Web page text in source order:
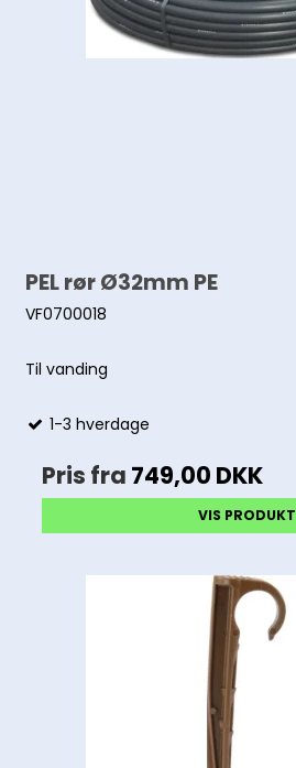
PEL rør Ø32mm PE
VF0700018
Til vanding
1-3 hverdage
Pris fra 749,00 DKK
VIS PRODUKT